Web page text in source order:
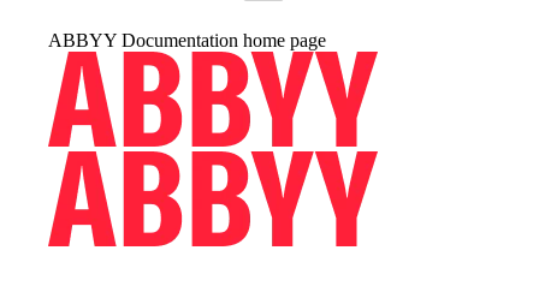
ABBYY Documentation home page